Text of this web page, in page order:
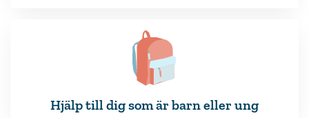
Hjälp till dig som är barn eller ung